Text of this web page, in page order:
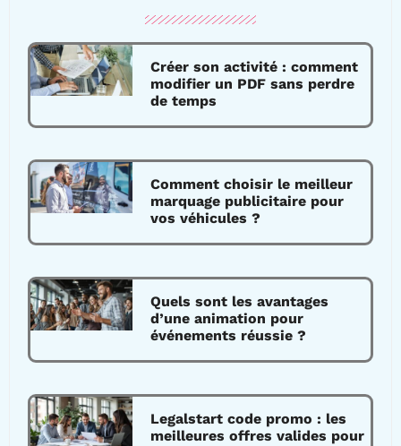
Créer son activité : comment
modifier un PDF sans perdre
de temps
Comment choisir le meilleur
marquage publicitaire pour
vos véhicules ?
Quels sont les avantages
d’une animation pour
événements réussie ?
Legalstart code promo : les
meilleures offres valides pour